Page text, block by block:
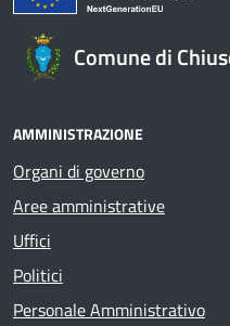
Comune di
AMMINISTRAZIONE
Organi di governo
Aree amministrative
Uffici
Politici
Personale Amministrativo